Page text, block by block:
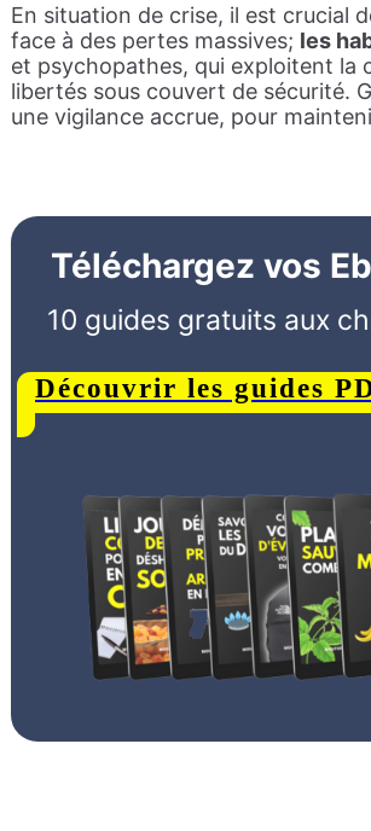
En situation de crise, il est crucial
face à des pertes massives; les
et psychopathes, qui exploitent la
libertés sous couvert de sécurité.
une vigilance accrue, pour
Téléchargez vos
10 guides gratuits aux
Découvrir les guides